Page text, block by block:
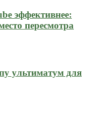
эффективнее:
пересмотра
ультиматум для